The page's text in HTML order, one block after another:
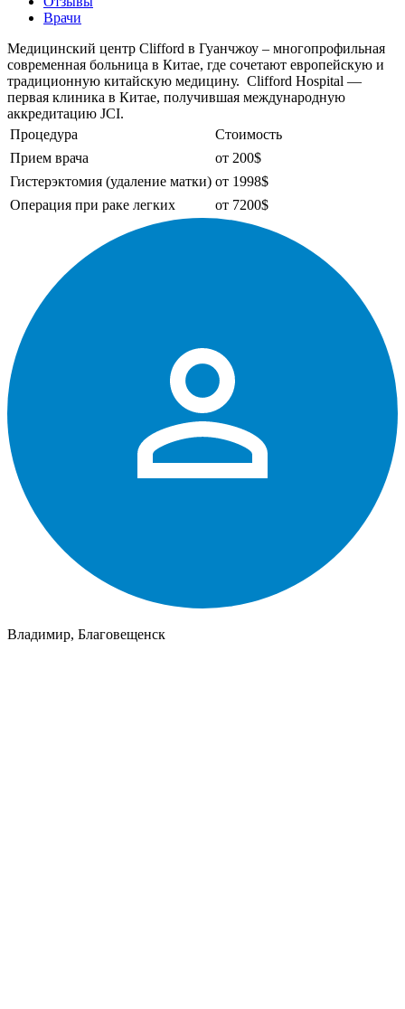
Врачи
Медицинский центр Clifford в Гуанчжоу – многопрофильная
современная больница в Китае, где сочетают европейскую и
традиционную китайскую медицину. Clifford Hospital —
первая клиника в Китае, получившая международную
аккредитацию JCI.
Процедура
Стоимость
Прием врача
от 200$
Гистерэктомия (удаление матки) от 1998$
Операция при раке легких
от 7200$
Владимир, Благовещенск